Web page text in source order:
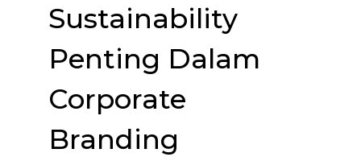
Sustainability
Penting Dalam
Corporate
Branding